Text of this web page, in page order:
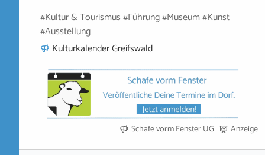
#Kultur & Tourismus #Führung #Museum #Kunst
#Ausstellung
Kulturkalender Greifswald
Schafe vorm Fenster UG Anzeige